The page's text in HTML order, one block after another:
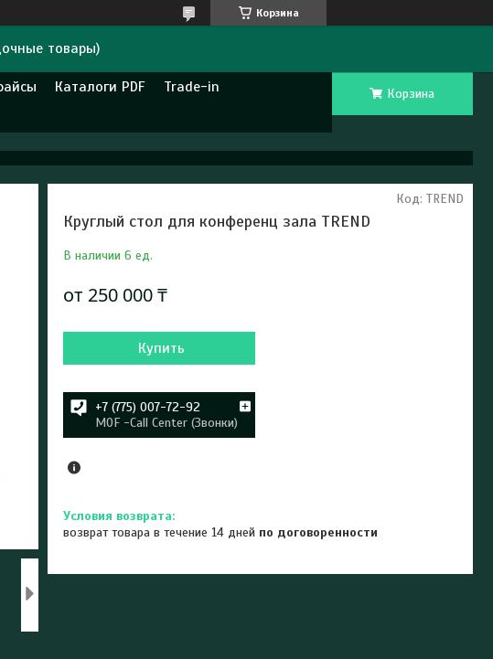
Корзина
товары)
Каталоги PDF
Trade-in
Корзина
Круглый стол для конференц зала TREND
В наличии 6 ед.
Код: TREND
от 250 000 ₸
Купить
+7 (775) 007-72-92
MOF -Call Center (Звонки)
возврат товара в течение 14 дней по договоренности